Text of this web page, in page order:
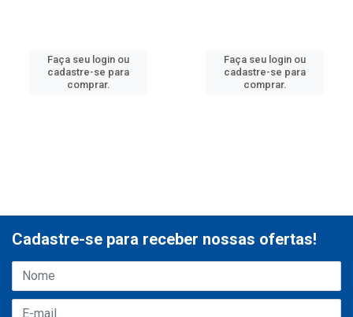
Faça seu login ou
cadastre-se para
comprar.
Faça seu login ou
cadastre-se para
comprar.
Cadastre-se para receber nossas ofertas!